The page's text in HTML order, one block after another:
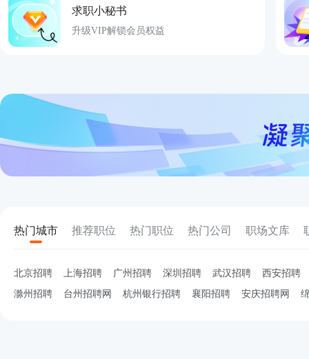
求职小秘书
升级VIP解锁会员权益
热门城市 推荐职位 热门职位 热门公司 职场文库
北京招聘 上海招聘 广州招聘 深圳招聘 武汉招聘
西安招聘
滁州招聘
台州招聘网 杭州银行招聘 襄阳招聘 安庆招聘网